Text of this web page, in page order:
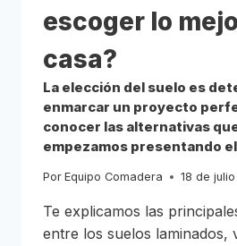
TIPOS
PARA
TOMAR
DECISIÓN
DE
QUE
ESCOGER.
escoger lo
casa?
La elección del suelo es
enmarcar un proyecto
conocer las alternativas
empezamos presentando
Por Equipo Comadera 18 de
Te explicamos las
entre los suelos laminados,